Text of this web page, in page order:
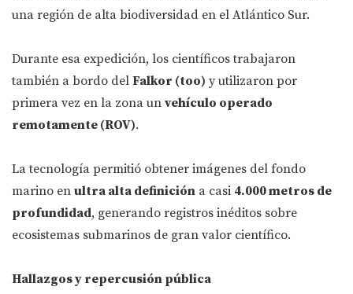
una región de alta biodiversidad en el Atlántico Sur.
Durante esa expedición, los científicos trabajaron
también a bordo del Falkor (too) y utilizaron por
primera vez en la zona un vehículo operado
remotamente (ROV).
La tecnología permitió obtener imágenes del fondo
marino en ultra alta definición a casi 4.000 metros de
profundidad, generando registros inéditos sobre
ecosistemas submarinos de gran valor científico.
Hallazgos y repercusión pública